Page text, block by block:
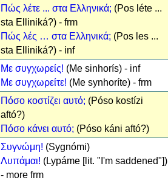
Πώς λέτε ... στα Ελληνικά; (Pos léte ...
sta Elliniká?) - frm
Πώς λές … στα Ελληνικά; (Pos les ...
sta Elliniká?) - inf
Με συγχωρείς! (Me sinhorís) - inf
Με συγχωρείτε! (Me synhoríte) - frm
Πόσο κοστίζει αυτό; (Póso kostízi
aftó?)
Πόσο κάνει αυτό; (Póso káni aftó?)
Συγνώμη! (Sygnómi)
Λυπάμαι! (Lypáme [lit. "I'm saddened"])
- more frm